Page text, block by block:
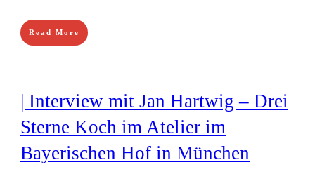
Read More
| Interview mit Jan Hartwig – Drei
Sterne Koch im Atelier im
Bayerischen Hof in München